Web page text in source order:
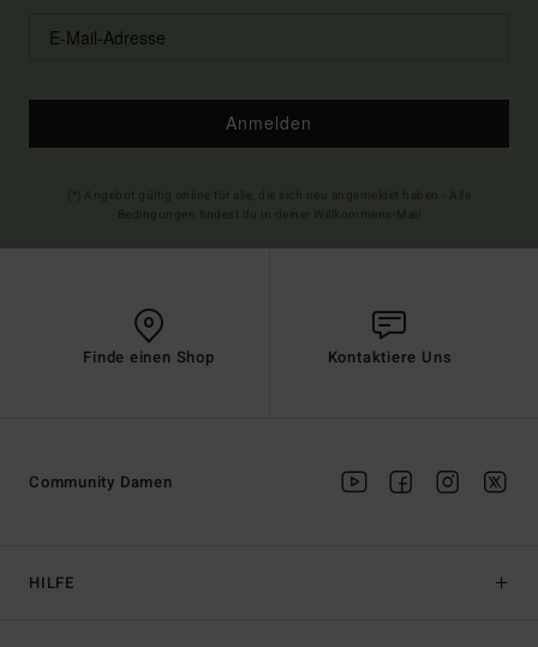
Anmelden
Finde einen Shop Kontaktiere Uns
HILFE
Community Damen